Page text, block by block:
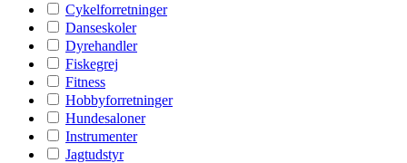
Cykelforretninger
Danseskoler
Dyrehandler
Fiskegrej
Fitness
Hobbyforretninger
Hundesaloner
Instrumenter
Jagtudstyr